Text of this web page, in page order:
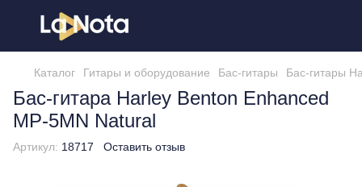
Каталог Гитары и оборудование Бас-гитары Бас-гитары
Бас-гитара Harley Benton Enhanced
MP-5MN Natural
Артикул: 18717 Оставить отзыв